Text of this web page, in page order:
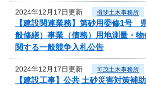
2024年12月17日更新 揖斐土木事務所
【建設関連業務】第砂用委修1号
般修繕）事業（債務）用地測量・
関する一般競争入札公告
2024年12月17日更新 可茂土木事務所
【建設工事】公共 土砂災害対策